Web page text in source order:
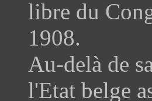
libre du
1908.
Au-delà de
l'Etat belge